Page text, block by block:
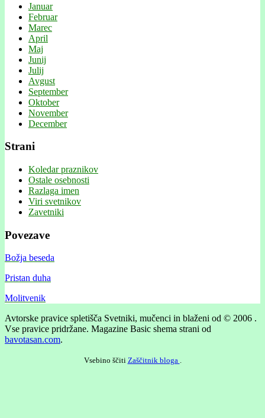
Januar
Februar
Marec
April
Maj
Junij
Julij
Avgust
September
Oktober
November
December
Strani
Koledar praznikov
Ostale osebnosti
Razlaga imen
Viri svetnikov
Zavetniki
Povezave
Božja beseda
Pristan duha
Molitvenik
Avtorske pravice spletišča Svetniki, mučenci in blaženi od © 2006 .
Vse pravice pridržane. Magazine Basic shema strani od
bavotasan.com.
Vsebino ščiti Zaščitnik bloga .